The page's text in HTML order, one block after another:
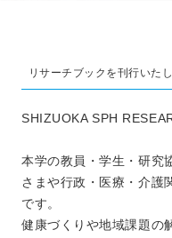
リサーチブックを刊行いた
SHIZUOKA SPH
本学の教員・学生・研究
さまや行政・医療・介護
です。
健康づくりや地域課題の